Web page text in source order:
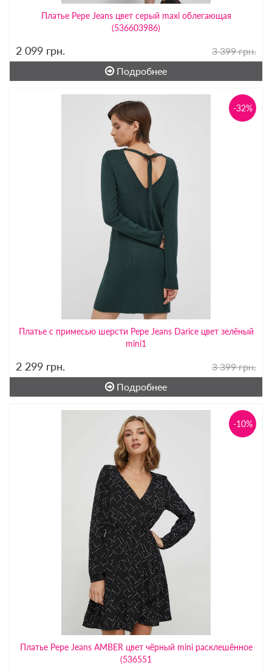
Платье Pepe Jeans цвет серый maxi облегающая
(536603986)
2 099 грн.
3 399 грн.
Подробнее
Платье с примесью шерсти Pepe Jeans Darice цвет зелёный
mini1
-32%
2 299 грн.
3 399 грн.
Подробнее
Платье Pepe Jeans AMBER цвет чёрный mini расклешённое
(536551
-10%